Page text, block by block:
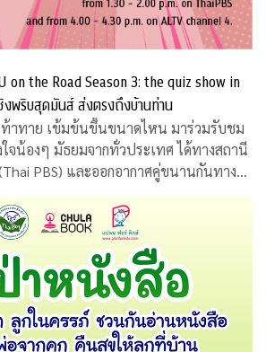
on the Road Season 3: the quiz show in
งพริบสุดมันส์ ส่งตรงถึงบ้านท่าน
เข้มข้นขึ้นขนาดไหน มาร่วมรับชม
จน้องๆ มัธยมจากทั่วประเทศ ได้ทางสถานี
ากาศคู่ขนานกันทาง
วี (ALTV)